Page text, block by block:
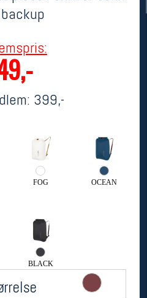
399,-
FOG OCEAN
BLACK
10-13)
11-18
11-16